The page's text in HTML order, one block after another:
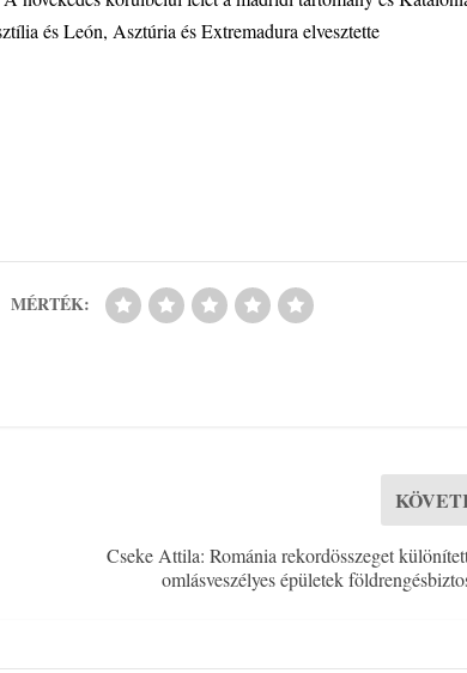
és León, Asztúria és Extremadura elvesztette
MÉRTÉK:
Cseke Attila: Románia rekordösszeget
omlásveszélyes épületek